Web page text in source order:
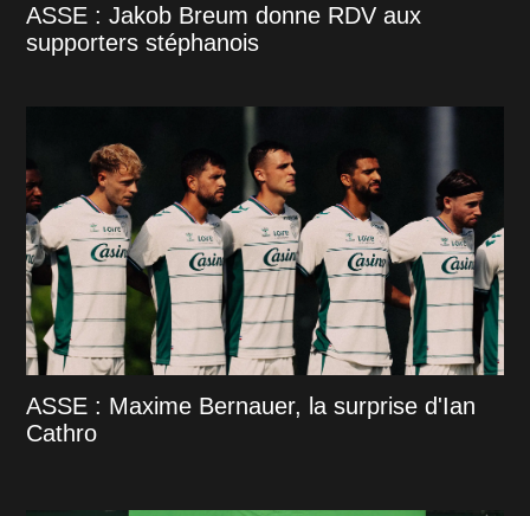
ASSE : Jakob Breum donne RDV aux
supporters stéphanois
ASSE : Maxime Bernauer, la surprise d'Ian
Cathro